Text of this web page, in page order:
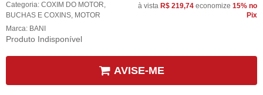
Categoria: COXIM DO MOTOR,
BUCHAS E COXINS, MOTOR
Marca: BANI
Produto Indisponível
à vista R$ 219,74 economize 15% no
Pix
AVISE-ME